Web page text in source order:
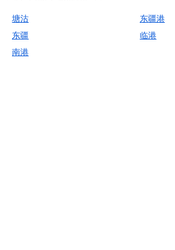
塘沽
东疆港
东疆
临港
南港